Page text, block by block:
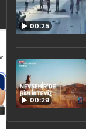
00:25
00:29